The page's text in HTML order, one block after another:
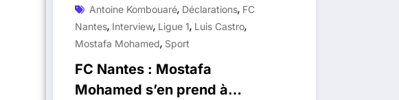
Antoine Kombouaré, Déclarations, FC
Nantes, Interview, Ligue 1, Luis Castro,
Mostafa Mohamed, Sport
FC Nantes : Mostafa
Mohamed s’en prend à